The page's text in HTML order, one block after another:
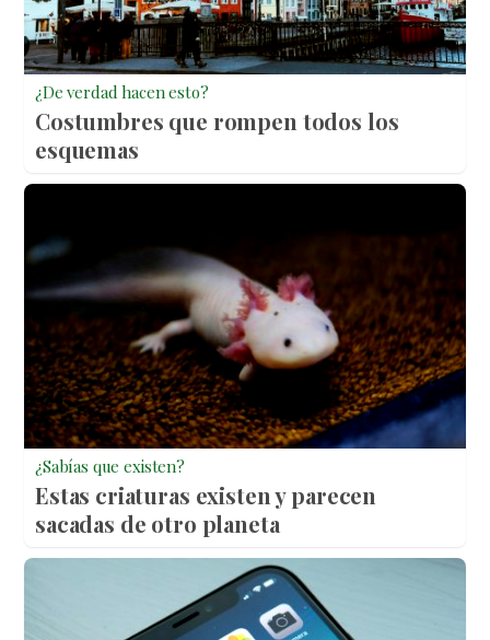
¿De verdad hacen esto?
Costumbres que rompen todos los
esquemas
¿Sabías que existen?
Estas criaturas existen y parecen
sacadas de otro planeta